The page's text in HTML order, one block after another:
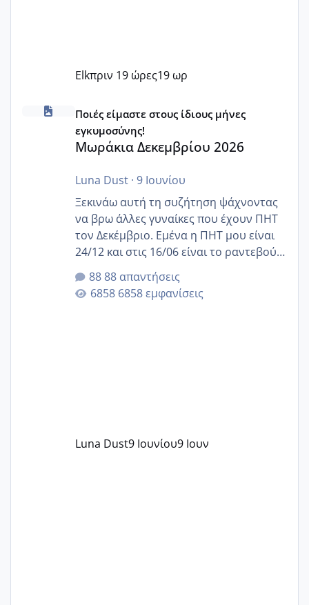
Elkπριν 19 ώρες19 ωρ
Μωράκια Δεκεμβρίου 2026
Ποιές είμαστε στους ίδιους μήνες
εγκυμοσύνης!
Μωράκια Δεκεμβρίου 2026
Luna Dust· 9 Ιουνίου
Ξεκινάω αυτή τη συζήτηση ψάχνοντας
να βρω άλλες γυναίκες που έχουν ΠΗΤ
τον Δεκέμβριο. Εμένα η ΠΗΤ μου είναι
24/12 και στις 16/06 είναι το ραντεβού
της αυχενικής διαφάνειας. Έχω αρκετό
άγχος και οι μέρες δεν φαίνεται να
περνάνε με τίποτα.
88 απαντήσεις
6858 εμφανίσεις
Luna Dust9 Ιουνίου9 Ιουν